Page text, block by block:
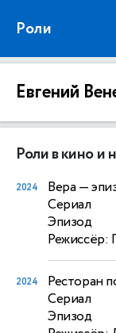
Роли
Евгений
Роли в кино и
2024 Вера—
Сериал
Эпизод
Режиссёр:
2024 Ресторан
Сериал
Эпизод